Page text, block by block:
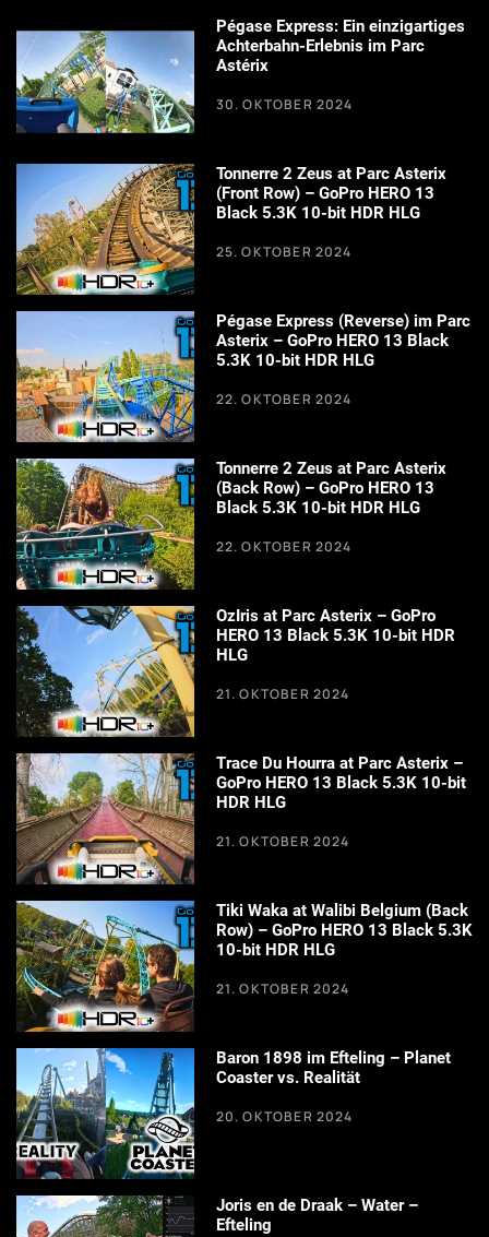
Pégase Express: Ein einzigartiges
Achterbahn-Erlebnis im Parc
Astérix
30. OKTOBER 2024
Tonnerre 2 Zeus at Parc Asterix
(Front Row) – GoPro HERO 13
Black 5.3K 10-bit HDR HLG
25. OKTOBER 2024
Pégase Express (Reverse) im Parc
Asterix – GoPro HERO 13 Black
5.3K 10-bit HDR HLG
22. OKTOBER 2024
Tonnerre 2 Zeus at Parc Asterix
(Back Row) – GoPro HERO 13
Black 5.3K 10-bit HDR HLG
22. OKTOBER 2024
OzIris at Parc Asterix – GoPro
HERO 13 Black 5.3K 10-bit HDR
HLG
21. OKTOBER 2024
Trace Du Hourra at Parc Asterix –
GoPro HERO 13 Black 5.3K 10-bit
HDR HLG
21. OKTOBER 2024
Tiki Waka at Walibi Belgium (Back
Row) – GoPro HERO 13 Black 5.3K
10-bit HDR HLG
21. OKTOBER 2024
Baron 1898 im Efteling – Planet
Coaster vs. Realität
20. OKTOBER 2024
Joris en de Draak – Water –
Efteling